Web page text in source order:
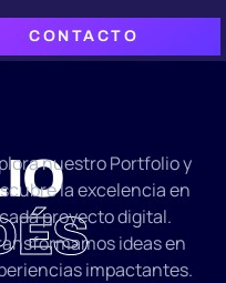
CONTACTO
nuestro Portfolio y
la excelencia en
cada proyecto digital.
ideas en
impactantes.